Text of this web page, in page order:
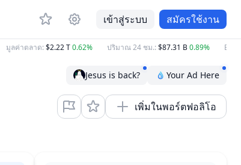
เข้าสู่ระบบ สมัครใช้งาน
ลค่าตลาด:$2.22 T0.62% ปริมาณ 24 ชม. :$87.31 B 0.89% BTC:
Jesus is back? Your Ad Here
เพิ่มในพอร์ตฟอลิโอ